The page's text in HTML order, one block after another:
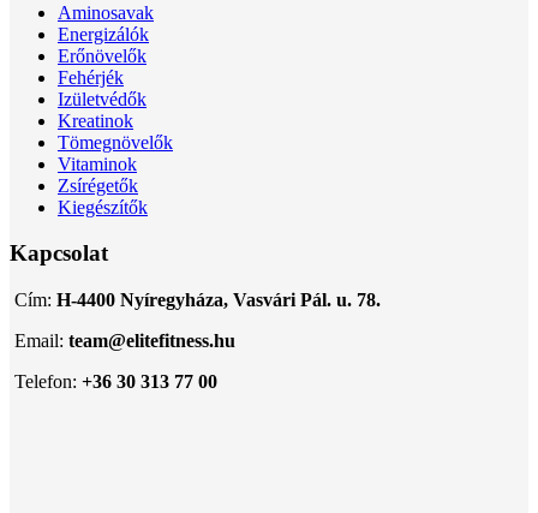
Aminosavak
Energizálók
Erőnövelők
Fehérjék
Izületvédők
Kreatinok
Tömegnövelők
Vitaminok
Zsírégetők
Kiegészítők
Kapcsolat
Cím: H-4400 Nyíregyháza, Vasvári Pál. u. 78.
Email: team@elitefitness.hu
Telefon: +36 30 313 77 00